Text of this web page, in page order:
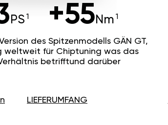
PS +55 Nm
des Spitzenmodells GÄN GT,
weltweit für Chiptuning was das
betrifftund darüber
LIEFERUMFANG